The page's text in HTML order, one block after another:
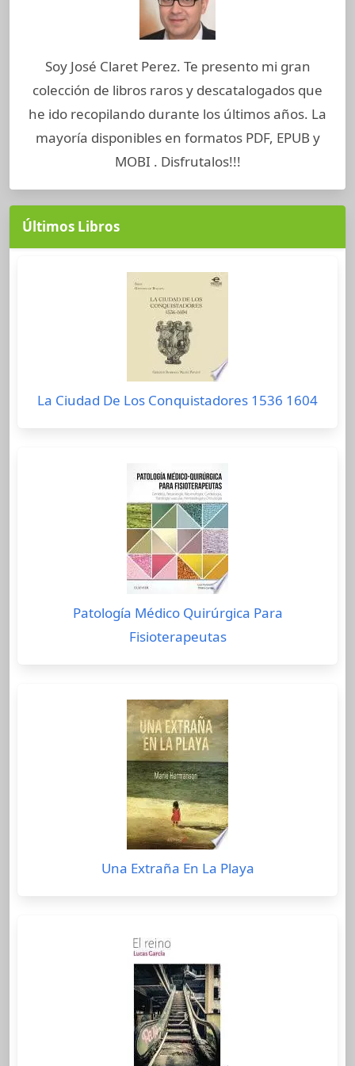
Soy José Claret Perez. Te presento mi gran
colección de libros raros y descatalogados que
he ido recopilando durante los últimos años. La
mayoría disponibles en formatos PDF, EPUB y
MOBI . Disfrutalos!!!
Últimos Libros
La Ciudad De Los Conquistadores 1536 1604
Patología Médico Quirúrgica Para
Fisioterapeutas
Una Extraña En La Playa